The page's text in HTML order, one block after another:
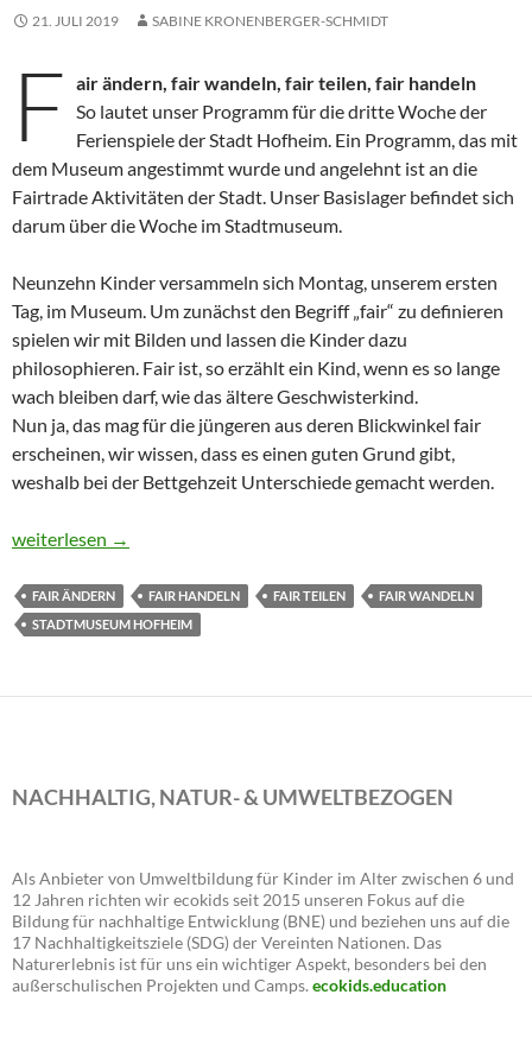
21. JULI 2019 SABINE KRONENBERGER-SCHMIDT
F air ändern, fair wandeln, fair teilen, fair handeln
So lautet unser Programm für die dritte Woche der
Ferienspiele der Stadt Hofheim. Ein Programm, das mit
dem Museum angestimmt wurde und angelehnt ist an die
Fairtrade Aktivitäten der Stadt. Unser Basislager befindet sich
darum über die Woche im Stadtmuseum.
Neunzehn Kinder versammeln sich Montag, unserem ersten
Tag, im Museum. Um zunächst den Begriff „fair“ zu definieren
spielen wir mit Bilden und lassen die Kinder dazu
philosophieren. Fair ist, so erzählt ein Kind, wenn es so lange
wach bleiben darf, wie das ältere Geschwisterkind.
Nun ja, das mag für die jüngeren aus deren Blickwinkel fair
erscheinen, wir wissen, dass es einen guten Grund gibt,
weshalb bei der Bettgehzeit Unterschiede gemacht werden.
Fair_ienwoche des Stadtmuseums Hofheim
weiterlesen →
FAIR ÄNDERN FAIR HANDELN FAIR TEILEN
FAIR WANDELN
STADTMUSEUM HOFHEIM
NACHHALTIG, NATUR- & UMWELTBEZOGEN
Als Anbieter von Umweltbildung für Kinder im Alter zwischen 6 und
12 Jahren richten wir ecokids seit 2015 unseren Fokus auf die
Bildung für nachhaltige Entwicklung (BNE) und beziehen uns auf die
17 Nachhaltigkeitsziele (SDG) der Vereinten Nationen. Das
Naturerlebnis ist für uns ein wichtiger Aspekt, besonders bei den
außerschulischen Projekten und Camps. ecokids.education